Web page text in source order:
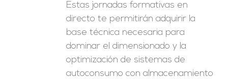
Estas jornadas formativas en
directo te permitirán adquirir la
base técnica necesaria para
dominar el dimensionado y la
optimización de sistemas de
autoconsumo con almacenamiento